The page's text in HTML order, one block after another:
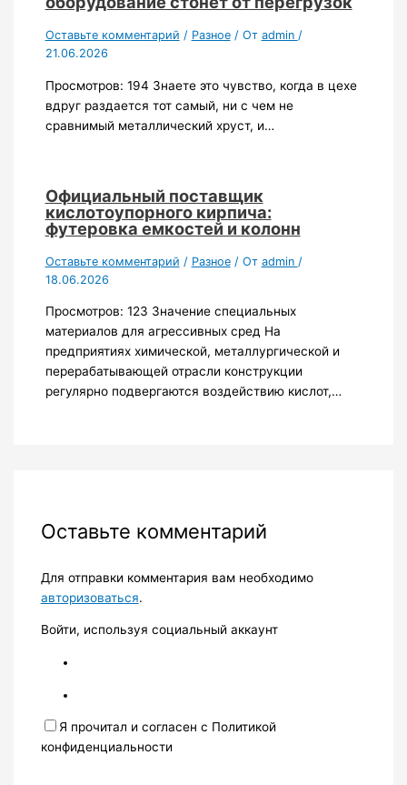
Оставьте комментарий / Разное/ От admin /
21.06.2026
Просмотров: 194 Знаете это чувство, когда в цехе
вдруг раздается тот самый, ни с чем не
сравнимый металлический хруст, и…
Официальный поставщик
кислотоупорного кирпича:
футеровка емкостей и колонн
Оставьте комментарий / Разное/ От admin /
18.06.2026
Просмотров: 123 Значение специальных
материалов для агрессивных сред На
предприятиях химической, металлургической и
перерабатывающей отрасли конструкции
регулярно подвергаются воздействию кислот,…
Оставьте комментарий
Для отправки комментария вам необходимо
авторизоваться.
Войти, используя социальный аккаунт
Я прочитал и согласен с Политикой
конфиденциальности